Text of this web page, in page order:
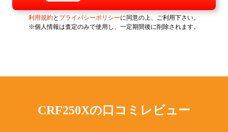
利用規約と プライバシーポリシーに同意の上、ご利用下さい。
※個人情報は査定のみで使用し、一定期間後に削除されます。
CRF250Xの 口コミレビュー